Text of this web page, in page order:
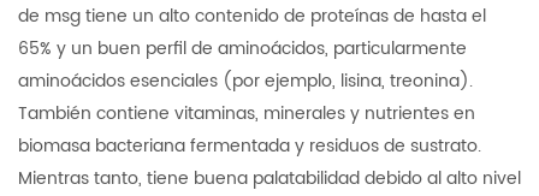
de msg tiene un alto contenido de proteínas de hasta el
65% y un buen perfil de aminoácidos, particularmente
aminoácidos esenciales (por ejemplo, lisina, treonina).
También contiene vitaminas, minerales y nutrientes en
biomasa bacteriana fermentada y residuos de sustrato.
Mientras tanto, tiene buena palatabilidad debido al alto nivel